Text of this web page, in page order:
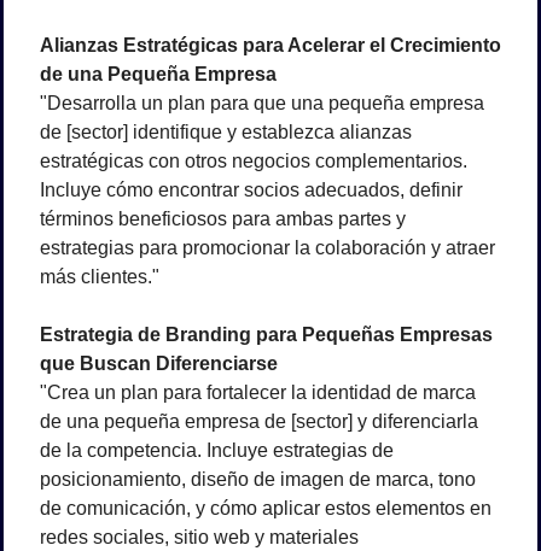
Alianzas Estratégicas para Acelerar el Crecimiento
de una Pequeña Empresa
"Desarrolla un plan para que una pequeña empresa
de [sector] identifique y establezca alianzas
estratégicas con otros negocios complementarios.
Incluye cómo encontrar socios adecuados, definir
términos beneficiosos para ambas partes y
estrategias para promocionar la colaboración y atraer
más clientes."
Estrategia de Branding para Pequeñas Empresas
que Buscan Diferenciarse
"Crea un plan para fortalecer la identidad de marca
de una pequeña empresa de [sector] y diferenciarla
de la competencia. Incluye estrategias de
posicionamiento, diseño de imagen de marca, tono
de comunicación, y cómo aplicar estos elementos en
redes sociales, sitio web y materiales